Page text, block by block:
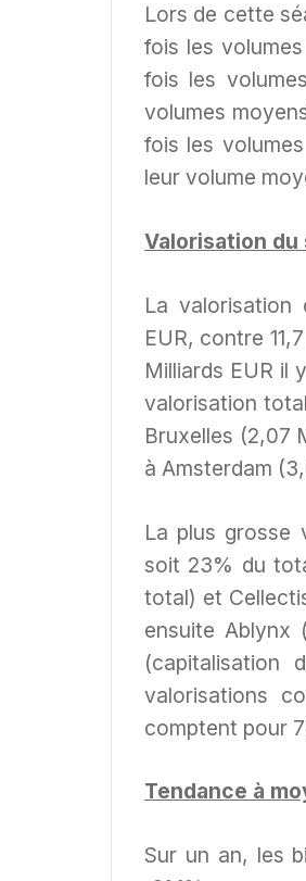
Lors de cette
fois les
fois les
volumes
fois les
leur volume
Valorisation
La valorisation
EUR, contre
Milliards EUR il
valorisation
Bruxelles (2,07
à Amsterdam
La plus grosse
soit 23% du
total) et
ensuite Ablynx
valorisations
comptent pour
Tendance à
Sur un an, les